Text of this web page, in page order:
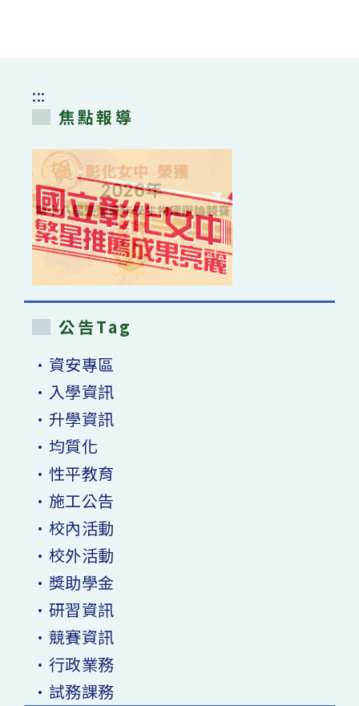
:::
焦點報導
公告Tag
•資安專區
•入學資訊
•升學資訊
•均質化
•性平教育
•施工公告
•校內活動
•校外活動
•獎助學金
•研習資訊
•競賽資訊
•行政業務
•試務課務